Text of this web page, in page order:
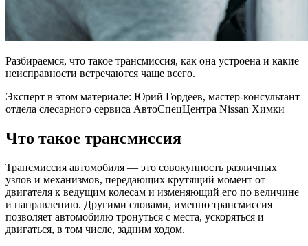
Разбираемся, что такое трансмиссия, как она устроена и какие
неисправности встречаются чаще всего.
Эксперт в этом материале: Юрий Гордеев, мастер-консультант
отдела слесарного сервиса АвтоСпецЦентра Nissan Химки
Что такое трансмиссия
Трансмиссия автомобиля — это совокупность различных
узлов и механизмов, передающих крутящий мо­мент от
двигателя к ведущим колесам и изменяющий его по величине
и направлению. Другими словами, именно трансмиссия
позволяет автомобилю тронуться с места, ускоряться и
двигаться, в том числе, задним ходом.